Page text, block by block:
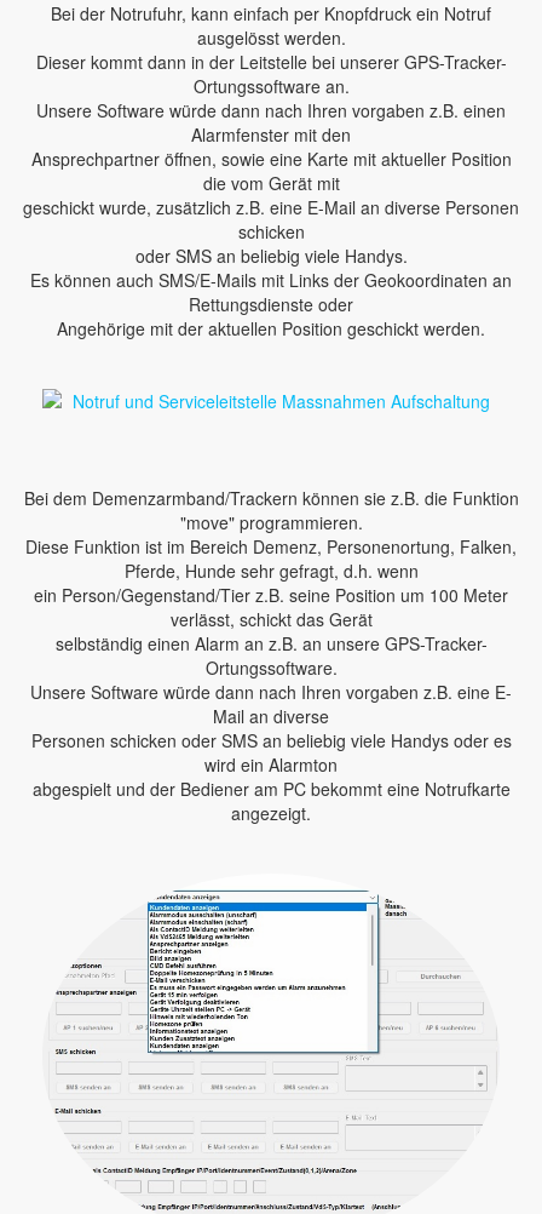
Bei der Notrufuhr, kann einfach per Knopfdruck ein Notruf
ausgelösst werden.
Dieser kommt dann in der Leitstelle bei unserer GPS-Tracker-
Ortungssoftware an.
Unsere Software würde dann nach Ihren vorgaben z.B. einen
Alarmfenster mit den
Ansprechpartner öffnen, sowie eine Karte mit aktueller Position
die vom Gerät mit
geschickt wurde, zusätzlich z.B. eine E-Mail an diverse Personen
schicken
oder SMS an beliebig viele Handys.
Es können auch SMS/E-Mails mit Links der Geokoordinaten an
Rettungsdienste oder
Angehörige mit der aktuellen Position geschickt werden.
Bei dem Demenzarmband/Trackern können sie z.B. die Funktion
"move" programmieren.
Diese Funktion ist im Bereich Demenz, Personenortung, Falken,
Pferde, Hunde sehr gefragt, d.h. wenn
ein Person/Gegenstand/Tier z.B. seine Position um 100 Meter
verlässt, schickt das Gerät
selbständig einen Alarm an z.B. an unsere GPS-Tracker-
Ortungssoftware.
Unsere Software würde dann nach Ihren vorgaben z.B. eine E-
Mail an diverse
Personen schicken oder SMS an beliebig viele Handys oder es
wird ein Alarmton
abgespielt und der Bediener am PC bekommt eine Notrufkarte
angezeigt.